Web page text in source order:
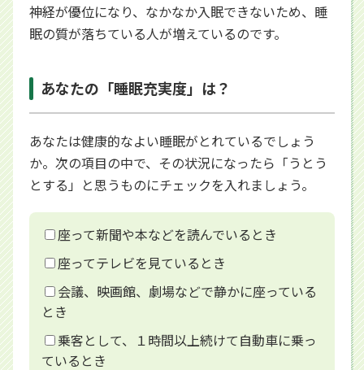
神経が優位になり、なかなか入眠できないため、睡
眠の質が落ちている人が増えているのです。
あなたの「睡眠充実度」は？
あなたは健康的なよい睡眠がとれているでしょう
か。次の項目の中で、その状況になったら「うとう
とする」と思うものにチェックを入れましょう。
座って新聞や本などを読んでいるとき
座ってテレビを見ているとき
会議、映画館、劇場などで静かに座っている
とき
乗客として、１時間以上続けて自動車に乗っ
ているとき